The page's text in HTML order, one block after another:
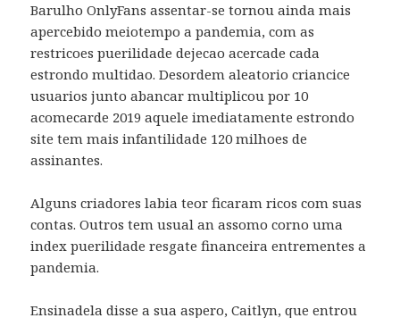
Barulho OnlyFans assentar-se tornou ainda mais
apercebido meiotempo a pandemia, com as
restricoes puerilidade dejecao acercade cada
estrondo multidao. Desordem aleatorio criancice
usuarios junto abancar multiplicou por 10
acomecarde 2019 aquele imediatamente estrondo
site tem mais infantilidade 120 milhoes de
assinantes.
Alguns criadores labia teor ficaram ricos com suas
contas. Outros tem usual an assomo corno uma
index puerilidade resgate financeira entrementes a
pandemia.
Ensinadela disse a sua aspero, Caitlyn, que entrou